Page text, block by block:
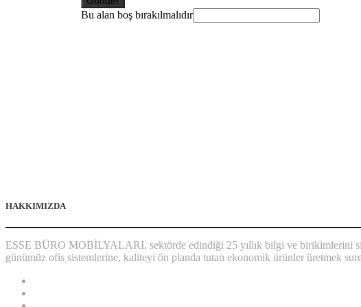
Bu alan boş bırakılmalıdır
HAKKIMIZDA
ESSE BÜRO MOBİLYALARI, sektörde edindiği 25 yıllık bilgi ve birikimlerini
günümüz ofis sistemlerine, kaliteyi ön planda tutan ekonomik ürünler üretmek